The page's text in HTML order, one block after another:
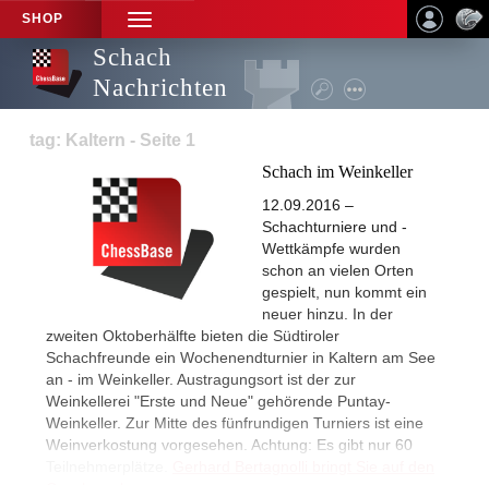
SHOP
TOGGLE
NAVIGATION
Schach
Nachrichten
tag: Kaltern - Seite 1
Schach im Weinkeller
12.09.2016 –
Schachturniere und -
Wettkämpfe wurden
schon an vielen Orten
gespielt, nun kommt ein
neuer hinzu. In der
zweiten Oktoberhälfte bieten die Südtiroler
Schachfreunde ein Wochenendturnier in Kaltern am See
an - im Weinkeller. Austragungsort ist der zur
Weinkellerei "Erste und Neue" gehörende Puntay-
Weinkeller. Zur Mitte des fünfrundigen Turniers ist eine
Weinverkostung vorgesehen. Achtung: Es gibt nur 60